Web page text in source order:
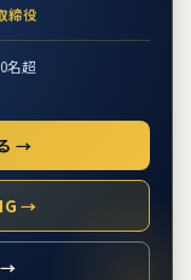
締役
名超
→
→
→